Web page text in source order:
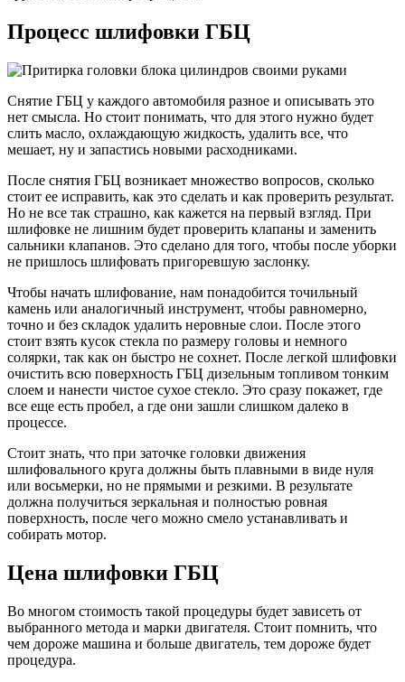
Процесс шлифовки ГБЦ
Снятие ГБЦ у каждого автомобиля разное и описывать это
нет смысла. Но стоит понимать, что для этого нужно будет
слить масло, охлаждающую жидкость, удалить все, что
мешает, ну и запастись новыми расходниками.
После снятия ГБЦ возникает множество вопросов, сколько
стоит ее исправить, как это сделать и как проверить результат.
Но не все так страшно, как кажется на первый взгляд. При
шлифовке не лишним будет проверить клапаны и заменить
сальники клапанов. Это сделано для того, чтобы после уборки
не пришлось шлифовать пригоревшую заслонку.
Чтобы начать шлифование, нам понадобится точильный
камень или аналогичный инструмент, чтобы равномерно,
точно и без складок удалить неровные слои. После этого
стоит взять кусок стекла по размеру головы и немного
солярки, так как он быстро не сохнет. После легкой шлифовки
очистить всю поверхность ГБЦ дизельным топливом тонким
слоем и нанести чистое сухое стекло. Это сразу покажет, где
все еще есть пробел, а где они зашли слишком далеко в
процессе.
Стоит знать, что при заточке головки движения
шлифовального круга должны быть плавными в виде нуля
или восьмерки, но не прямыми и резкими. В результате
должна получиться зеркальная и полностью ровная
поверхность, после чего можно смело устанавливать и
собирать мотор.
Цена шлифовки ГБЦ
Во многом стоимость такой процедуры будет зависеть от
выбранного метода и марки двигателя. Стоит помнить, что
чем дороже машина и больше двигатель, тем дороже будет
процедура.